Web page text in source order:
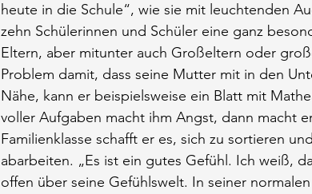
heute in die Schule“, wie sie mit leuchtenden
zehn Schülerinnen und Schüler eine ganz
Eltern, aber mitunter auch Großeltern oder
Problem damit, dass seine Mutter mit in den
Nähe, kann er beispielsweise ein Blatt mit
voller Aufgaben macht ihm Angst, dann macht
Familienklasse schafft er es, sich zu sortieren
abarbeiten. „Es ist ein gutes Gefühl. Ich weiß,
offen über seine Gefühlswelt. In seiner